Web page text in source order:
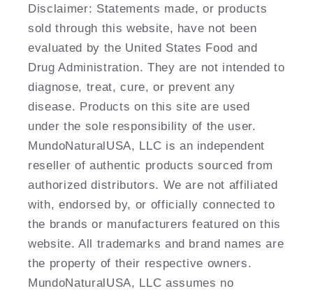
Disclaimer: Statements made, or products
sold through this website, have not been
evaluated by the United States Food and
Drug Administration. They are not intended to
diagnose, treat, cure, or prevent any
disease. Products on this site are used
under the sole responsibility of the user.
MundoNaturalUSA, LLC is an independent
reseller of authentic products sourced from
authorized distributors. We are not affiliated
with, endorsed by, or officially connected to
the brands or manufacturers featured on this
website. All trademarks and brand names are
the property of their respective owners.
MundoNaturalUSA, LLC assumes no